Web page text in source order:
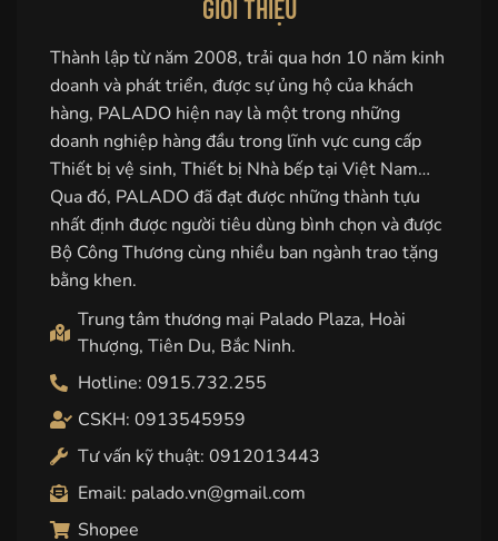
GIỚI THIỆU
Thành lập từ năm 2008, trải qua hơn 10 năm kinh
doanh và phát triển, được sự ủng hộ của khách
hàng, PALADO hiện nay là một trong những
doanh nghiệp hàng đầu trong lĩnh vực cung cấp
Thiết bị vệ sinh, Thiết bị Nhà bếp tại Việt Nam…
Qua đó, PALADO đã đạt được những thành tựu
nhất định được người tiêu dùng bình chọn và được
Bộ Công Thương cùng nhiều ban ngành trao tặng
bằng khen.
Trung tâm thương mại Palado Plaza, Hoài
Thượng, Tiên Du, Bắc Ninh.
Hotline: 0915.732.255
CSKH: 0913545959
Tư vấn kỹ thuật: 0912013443
Email: palado.vn@gmail.com
Shopee